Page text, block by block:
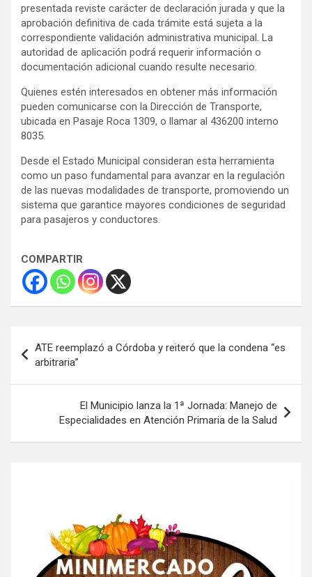
presentada reviste carácter de declaración jurada y que la
aprobación definitiva de cada trámite está sujeta a la
correspondiente validación administrativa municipal. La
autoridad de aplicación podrá requerir información o
documentación adicional cuando resulte necesario.
Quienes estén interesados en obtener más información
pueden comunicarse con la Dirección de Transporte,
ubicada en Pasaje Roca 1309, o llamar al 436200 interno
8035.
Desde el Estado Municipal consideran esta herramienta
como un paso fundamental para avanzar en la regulación
de las nuevas modalidades de transporte, promoviendo un
sistema que garantice mayores condiciones de seguridad
para pasajeros y conductores.
COMPARTIR
de
entradas
ATE reemplazó a Córdoba y reiteró que la condena “es
arbitraria”
El Municipio lanza la 1ª Jornada: Manejo de
Especialidades en Atención Primaria de la Salud